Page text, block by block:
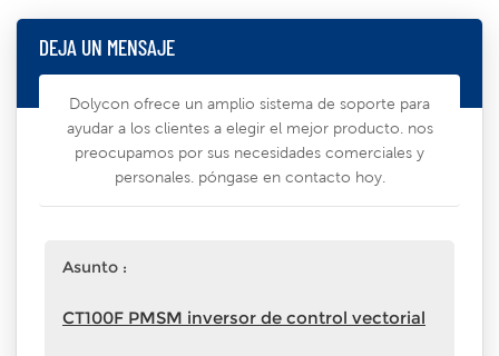
DEJA UN MENSAJE
Dolycon ofrece un amplio sistema de soporte para
ayudar a los clientes a elegir el mejor producto. nos
preocupamos por sus necesidades comerciales y
personales. póngase en contacto hoy.
Asunto :
CT100F PMSM inversor de control vectorial